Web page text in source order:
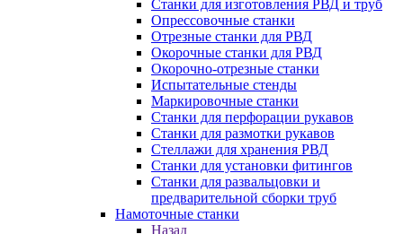
Станки для изготовления РВД и труб
Опрессовочные станки
Отрезные станки для РВД
Окорочные станки для РВД
Окорочно-отрезные станки
Испытательные стенды
Маркировочные станки
Станки для перфорации рукавов
Станки для размотки рукавов
Стеллажи для хранения РВД
Станки для установки фитингов
Станки для развальцовки и
предварительной сборки труб
Намоточные станки
Назад